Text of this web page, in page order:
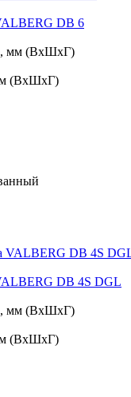
DB 6
мм (ВхШхГ)
(ВхШхГ)
DB 4S DGL
мм (ВхШхГ)
(ВхШхГ)